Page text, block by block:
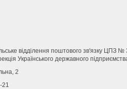
відділення поштового зв'язку ЦПЗ
Українського державного
2
21